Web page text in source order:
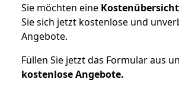
Sie möchten eine
Sie sich jetzt kostenlose und
Angebote.
Füllen Sie jetzt das Formular aus
kostenloseAngebote.